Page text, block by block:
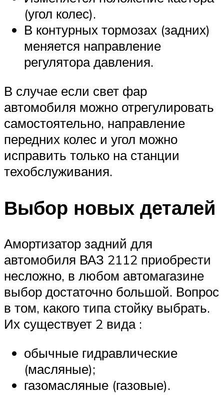
(угол колес).
В контурных тормозах (задних)
меняется направление
регулятора давления.
В случае если свет фар
автомобиля можно отрегулировать
самостоятельно, направление
передних колес и угол можно
исправить только на станции
техобслуживания.
Выбор новых деталей
Амортизатор задний для
автомобиля ВАЗ 2112 приобрести
несложно, в любом автомагазине
выбор достаточно большой. Вопрос
в том, какого типа стойку выбрать.
Их существует 2 вида :
обычные гидравлические
(масляные);
газомасляные (газовые).